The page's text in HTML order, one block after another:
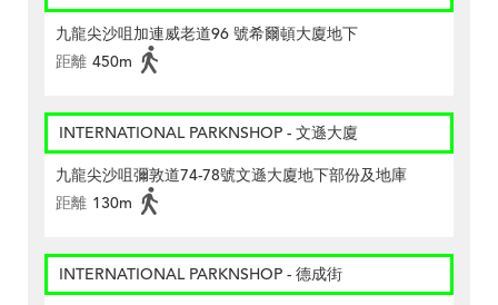
九龍尖沙咀加連威老道96 號希爾頓大廈地下
距離 450m
INTERNATIONAL PARKNSHOP - 文遜大廈
九龍尖沙咀彌敦道74-78號文遜大廈地下部份及地庫
距離 130m
INTERNATIONAL PARKNSHOP - 德成街